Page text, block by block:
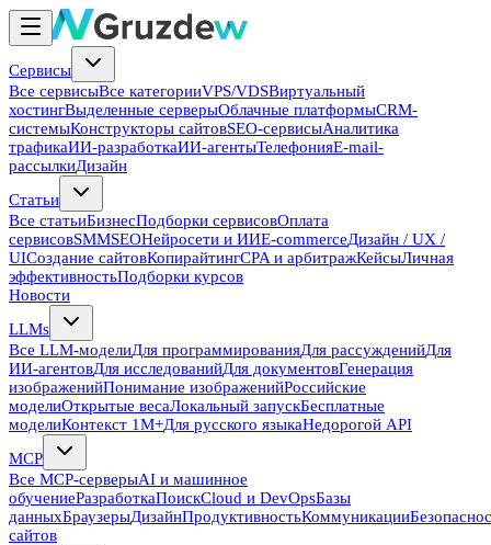
Сервисы
Все сервисыВсе категорииVPS/VDSВиртуальный
хостингВыделенные серверыОблачные платформыCRM-
системыКонструкторы сайтовSEO-сервисыАналитика
трафикаИИ-разработкаИИ-агентыТелефонияE-mail-
рассылкиДизайн
Статьи
Все статьиБизнесПодборки сервисовОплата
сервисовSMMSEOНейросети и ИИE-commerceДизайн / UX /
UIСоздание сайтовКопирайтингCPA и арбитражКейсыЛичная
эффективностьПодборки курсов
Новости
LLMs
Все LLM-моделиДля программированияДля рассужденийДля
ИИ-агентовДля исследованийДля документовГенерация
изображенийПонимание изображенийРоссийские
моделиОткрытые весаЛокальный запускБесплатные
моделиКонтекст 1M+Для русского языкаНедорогой API
MCP
Все MCP-серверыAI и машинное
обучениеРазработкаПоискCloud и DevOpsБазы
данныхБраузерыДизайнПродуктивностьКоммуникации
сайтов